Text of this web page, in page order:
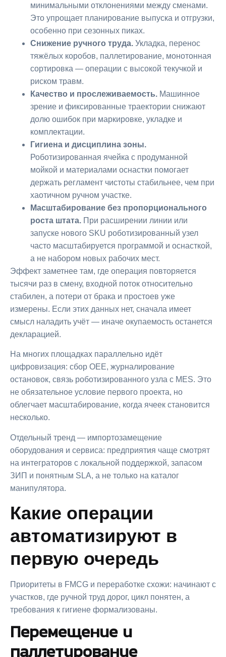
минимальными отклонениями между сменами.
Это упрощает планирование выпуска и отгрузки,
особенно при сезонных пиках.
Снижение ручного труда. Укладка, перенос
тяжёлых коробов, паллетирование, монотонная
сортировка — операции с высокой текучкой и
риском травм.
Качество и прослеживаемость. Машинное
зрение и фиксированные траектории снижают
долю ошибок при маркировке, укладке и
комплектации.
Гигиена и дисциплина зоны.
Роботизированная ячейка с продуманной
мойкой и материалами оснастки помогает
держать регламент чистоты стабильнее, чем при
хаотичном ручном участке.
Масштабирование без пропорционального
роста штата. При расширении линии или
запуске нового SKU роботизированный узел
часто масштабируется программой и оснасткой,
а не набором новых рабочих мест.
Эффект заметнее там, где операция повторяется
тысячи раз в смену, входной поток относительно
стабилен, а потери от брака и простоев уже
измерены. Если этих данных нет, сначала имеет
смысл наладить учёт — иначе окупаемость останется
декларацией.
На многих площадках параллельно идёт
цифровизация: сбор OEE, журналирование
остановок, связь роботизированного узла с MES. Это
не обязательное условие первого проекта, но
облегчает масштабирование, когда ячеек становится
несколько.
Отдельный тренд — импортозамещение
оборудования и сервиса: предприятия чаще смотрят
на интеграторов с локальной поддержкой, запасом
ЗИП и понятным SLA, а не только на каталог
манипулятора.
Какие операции
автоматизируют в
первую очередь
Приоритеты в FMCG и переработке схожи: начинают с
участков, где ручной труд дорог, цикл понятен, а
требования к гигиене формализованы.
Перемещение и
паллетирование